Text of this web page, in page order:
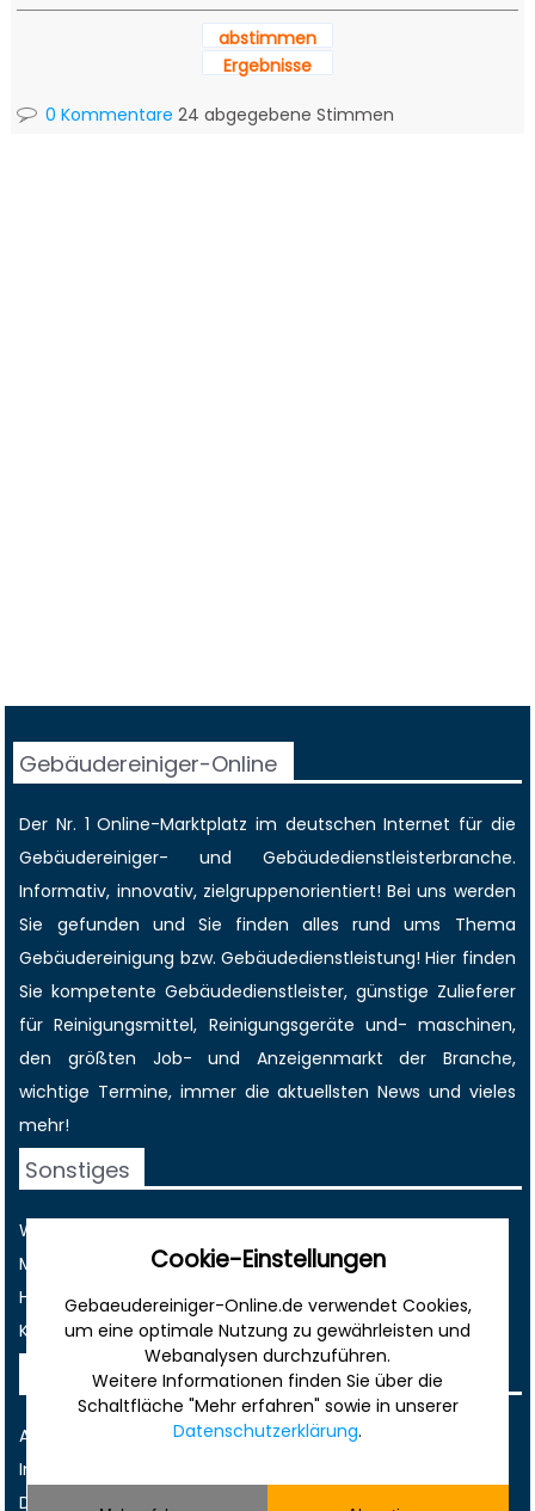
abstimmen
Ergebnisse
0 Kommentare 24 abgegebene Stimmen
Gebäudereiniger-Online
Der Nr. 1 Online-Marktplatz im deutschen Internet für die
Gebäudereiniger- und Gebäudedienstleisterbranche.
Informativ, innovativ, zielgruppenorientiert! Bei uns werden
Sie gefunden und Sie finden alles rund ums Thema
Gebäudereinigung bzw. Gebäudedienstleistung! Hier finden
Sie kompetente Gebäudedienstleister, günstige Zulieferer
für Reinigungsmittel, Reinigungsgeräte und- maschinen,
den größten Job- und Anzeigenmarkt der Branche,
wichtige Termine, immer dieaktuellsten News und vieles
mehr!
Sonstiges
Werbung
Musterverträge und Vorlagen
Hilfe
Kontakt
Rechtliches
AGB
Impressum
Datenschutz
Cookie-Einstellungen
Gebaeudereiniger-Online.de verwendet Cookies,
um eine optimale Nutzung zu gewährleisten und
Webanalysen durchzuführen.
Weitere Informationen finden Sie über die
Schaltfläche "Mehr erfahren" sowie in unserer
Datenschutzerklärung.